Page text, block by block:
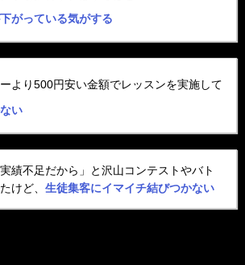
がっている気がする
より500円安い金額でレッスンを実施して
い
実績不足だから」と沢山コンテストやバト
けど、 生徒集客にイマイチ結びつかない